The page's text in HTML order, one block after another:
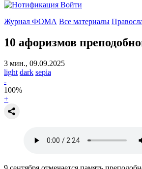
Войти
Журнал ФОМА Все материалы
10 афоризмов
3 мин., 09.09.2025
light dark sepia
-
100%
+